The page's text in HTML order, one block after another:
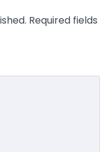
Required fields